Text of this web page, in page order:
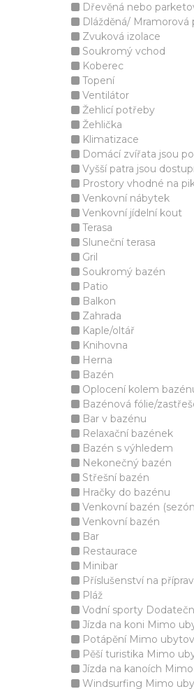
Dřevěná nebo
Dlážděná/ Mramorová
Zvuková izolace
Soukromý vchod
Koberec
Topení
Ventilátor
Žehlicí potřeby
Žehlička
Klimatizace
Domácí zvířata jsou
Vyšší patra jsou
Prostory vhodné na
Venkovní nábytek
Venkovní jídelní kout
Terasa
Sluneční terasa
Gril
Soukromý bazén
Patio
Balkon
Zahrada
Kaple/oltář
Knihovna
Herna
Bazén
Oplocení kolem
Bazénová fólie/
Bar v bazénu
Relaxační bazének
Bazén s výhledem
Nekonečný bazén
Střešní bazén
Hračky do bazénu
Venkovní bazén
Venkovní bazén
Bar
Restaurace
Minibar
Příslušenství na
Pláž
Vodní sporty
Jízda na koni Mimo
Potápění Mimo
Pěší turistika Mimo
Jízda na kanoích
Windsurfing Mimo